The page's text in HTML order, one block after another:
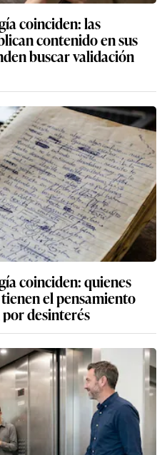
coinciden: las
contenido en sus
buscar validación
coinciden: quienes
el pensamiento
desinterés